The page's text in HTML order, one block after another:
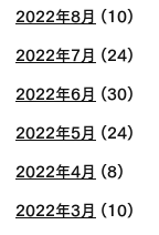
2022年8月 (10)
2022年7月 (24)
2022年6月 (30)
2022年5月 (24)
2022年4月 (8)
2022年3月 (10)